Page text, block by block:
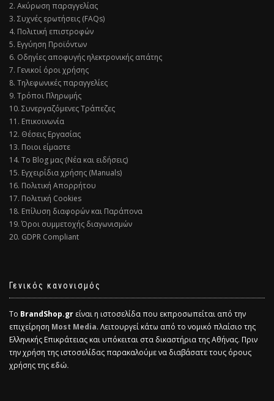
2. Ακύρωση παραγγελίας
3. Συχνές ερωτήσεις (FAQs)
4. Πολιτική επιστροφών
5. Εγγύηση Προϊόντων
6. Οδηγίες αποφυγής ηλεκτρονικής απάτης
7. Γενικοί όροι χρήσης
8. Τηλεφωνικές παραγγελίες
9. Τρόποι Πληρωμής
10. Συνεργαζόμενες Τράπεζες
11. Επικοινωνία
12. Θέσεις Εργασίας
13. Ποιοι είμαστε
14. Το Blog μας (Νέα και ειδήσεις)
15. Εγχειρίδια χρήσης (Manuals)
16. Πολιτική Απορρήτου
17. Πολιτική Cookies
18. Επίλυση διαφορών και Παράπονα
19. Όροι συμμετοχής διαγωνισμών
20. GDPR Compliant
Γενικός κανονισμός
Το BrandShop.gr είναι η ιστοσελίδα που εκπροσωπείται από την
επιχείρηση Most Media. Λειτουργεί κάτω από το νομικό πλαίσιο της
Ελληνικής Επικράτειας και υπόκειται στα δικαστήρια της Αθήνας. Πριν
την χρήση της ιστοσελίδας παρακαλούμε να διαβάσατε τους όρους
χρήσης τηςεδώ.